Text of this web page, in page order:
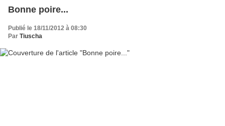
Bonne poire...
Publié le 18/11/2012 à 08:30
Par Tiuscha